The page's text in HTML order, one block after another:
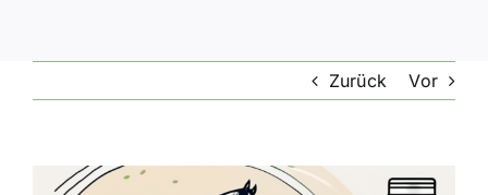
Zurück Vor
Zeige